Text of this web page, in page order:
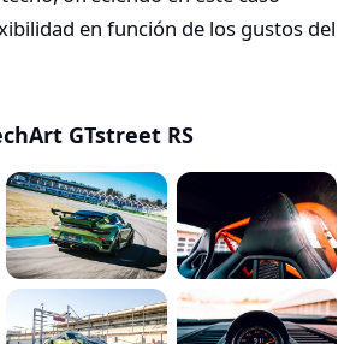
en función de los gustos del
GTstreet RS